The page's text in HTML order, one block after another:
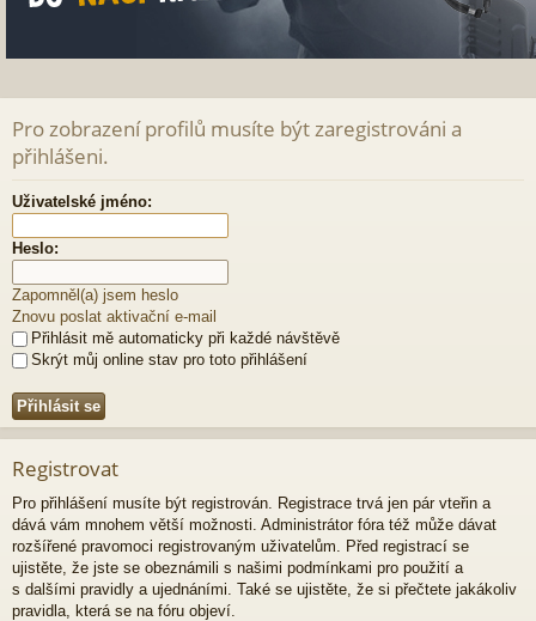
Pro zobrazení profilů musíte být zaregistrováni a
přihlášeni.
Uživatelské jméno:
Heslo:
Zapomněl(a) jsem heslo
Znovu poslat aktivační e-mail
Přihlásit mě automaticky při každé návštěvě
Skrýt můj online stav pro toto přihlášení
Registrovat
Pro přihlášení musíte být registrován. Registrace trvá jen pár vteřin a
dává vám mnohem větší možnosti. Administrátor fóra též může dávat
rozšířené pravomoci registrovaným uživatelům. Před registrací se
ujistěte, že jste se obeznámili s našimi podmínkami pro použití a
s dalšími pravidly a ujednáními. Také se ujistěte, že si přečtete jakákoliv
pravidla, která se na fóru objeví.